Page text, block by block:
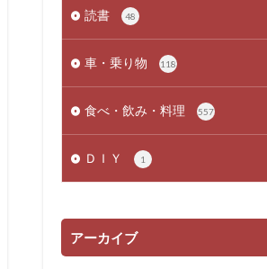
読書 48
車・乗り物 118
食べ・飲み・料理 557
ＤＩＹ 1
アーカイブ